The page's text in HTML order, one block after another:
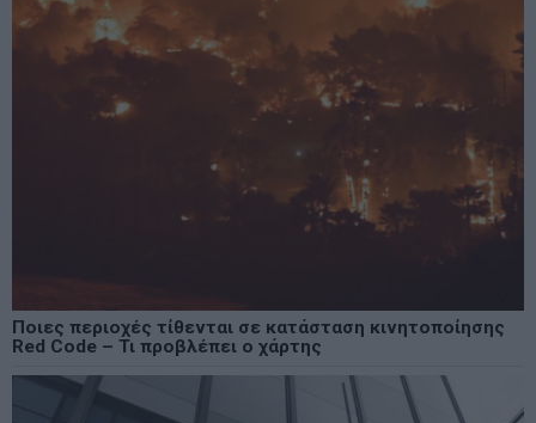
Ποιες περιοχές τίθενται σε κατάσταση κινητοποίησης
Red Code – Τι προβλέπει ο χάρτης